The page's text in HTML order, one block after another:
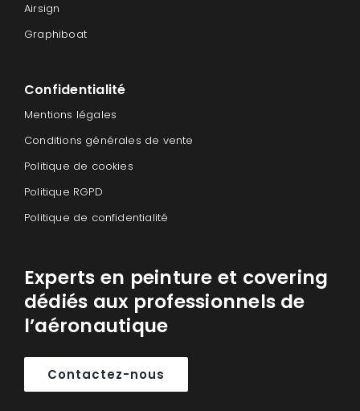
Airsign
Graphiboat
Confidentialité
Mentions légales
Conditions générales de vente
Politique de cookies
Politique RGPD
Politique de confidentialité
Experts en peinture et covering
dédiés aux professionnels de
l’aéronautique
Contactez-nous